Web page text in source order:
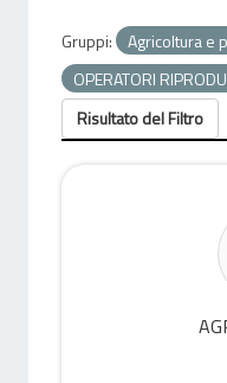
Gruppi: Agricoltura e
OPERATORI
Risultato del Filtro